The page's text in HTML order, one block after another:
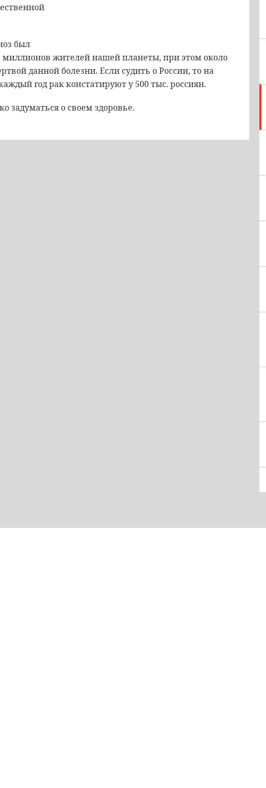
был
миллионов жителей нашей планеты, при этом около
данной болезни. Если судить о России, то на
год рак констатируют у 500 тыс. россиян.
задуматься о своем здоровье.